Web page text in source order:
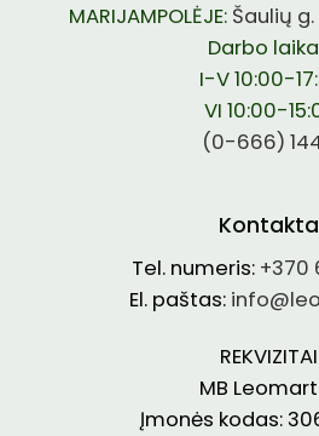
MARIJAMPOLĖJE: Šaulių
Darbo
I-V 10:00-
VI 10:00-
(0-666)
Tel. numeris: +370
El. paštas:
MB
Įmonės kodas: